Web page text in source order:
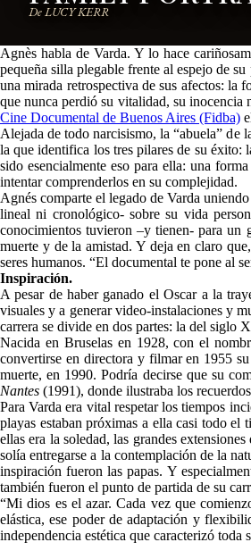
De LUCY KERR
Agnès habla de Varda. Y lo hace
pequeña silla plegable frente al espejo de
una mirada retrospectiva de sus afectos: la
que nunca perdió su vitalidad, su inocencia
Cine Documental de Buenos Aires (Fidba)
Alejada de todo narcisismo, la “abuela” de
la que identifica los tres pilares de su éxito:
sido esencialmente eso para ella: una
intentar comprenderlos en su complejidad.
Agnés comparte el legado de Varda
lineal ni cronológico- sobre su vida
conocimientos tuvieron –y tienen- para un
muerte y de la amistad. Y deja en claro
seres humanos. “El documental te pone al
Inspiración.
A pesar de haber ganado el Oscar a la
visuales y a generar video-instalaciones y
carrera se divide en dos partes: la del siglo
Nacida en Bruselas en 1928, con el
convertirse en directora y filmar en 1955
muerte, en 1990. Podría decirse que su
Nantes (1991), donde ilustraba los
Para Varda era vital respetar los tiempos
playas estaban próximas a ella casi todo el
ellas era la soledad, las grandes
solía entregarse a la contemplación de la
inspiración fueron las papas. Y
también fueron el punto de partida de su
“Mi dios es el azar. Cada vez que
elástica, ese poder de adaptación y
independencia estética que caracterizó